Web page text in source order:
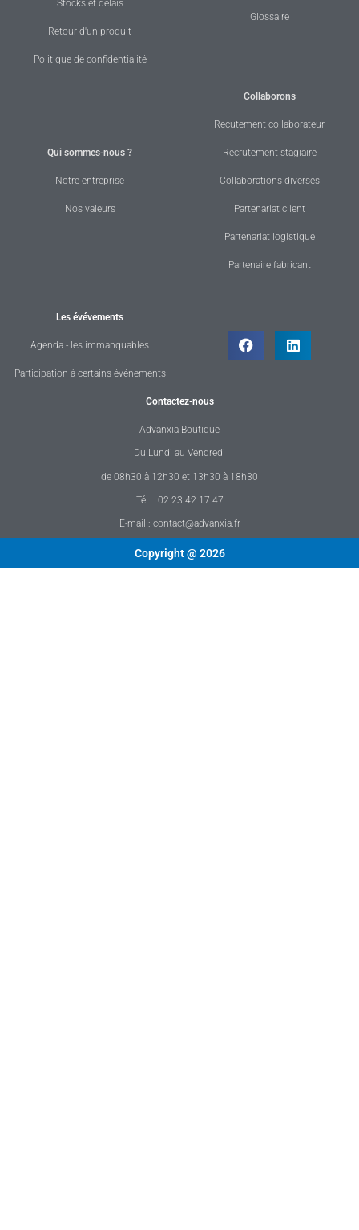
Stocks et délais
Retour d'un produit
Politique de confidentialité
Glossaire
Qui sommes-nous ?
Notre entreprise
Nos valeurs
Collaborons
Recutement collaborateur
Recrutement stagiaire
Collaborations diverses
Partenariat client
Partenariat logistique
Partenaire fabricant
Les évévements
Agenda - les immanquables
Participation à certains événements
Contactez-nous
Advanxia Boutique
Du Lundi au Vendredi
de 08h30 à 12h30 et 13h30 à 18h30
Tél. : 02 23 42 17 47
E-mail : contact@advanxia.fr
Copyright @ 2026